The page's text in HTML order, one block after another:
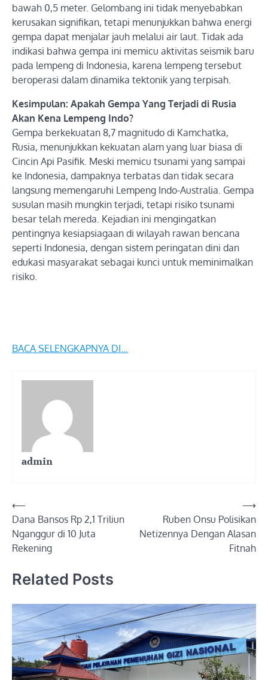
bawah 0,5 meter. Gelombang ini tidak menyebabkan
kerusakan signifikan, tetapi menunjukkan bahwa energi
gempa dapat menjalar jauh melalui air laut. Tidak ada
indikasi bahwa gempa ini memicu aktivitas seismik baru
pada lempeng di Indonesia, karena lempeng tersebut
beroperasi dalam dinamika tektonik yang terpisah.
Kesimpulan: Apakah Gempa Yang Terjadi di Rusia
Akan Kena Lempeng Indo?
Gempa berkekuatan 8,7 magnitudo di Kamchatka,
Rusia, menunjukkan kekuatan alam yang luar biasa di
Cincin Api Pasifik. Meski memicu tsunami yang sampai
ke Indonesia, dampaknya terbatas dan tidak secara
langsung memengaruhi Lempeng Indo-Australia. Gempa
susulan masih mungkin terjadi, tetapi risiko tsunami
besar telah mereda. Kejadian ini mengingatkan
pentingnya kesiapsiagaan di wilayah rawan bencana
seperti Indonesia, dengan sistem peringatan dini dan
edukasi masyarakat sebagai kunci untuk meminimalkan
risiko.
BACA SELENGKAPNYA DI…
admin
Post
navigation
⟵
Dana Bansos Rp 2,1 Triliun
Nganggur di 10 Juta
Rekening
Ruben Onsu Polisikan
Netizennya Dengan Alasan
Fitnah
⟶
Related Posts